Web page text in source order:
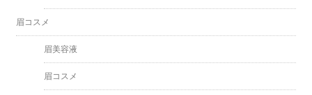
眉コスメ
眉美容液
眉コスメ